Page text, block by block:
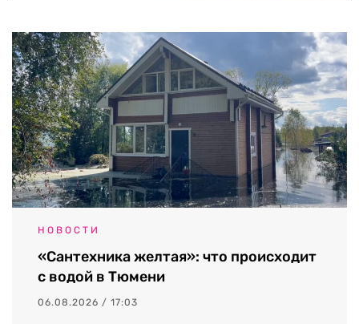
НОВОСТИ
«Сантехника желтая»: что происходит
с водой в Тюмени
06.08.2026 / 17:03